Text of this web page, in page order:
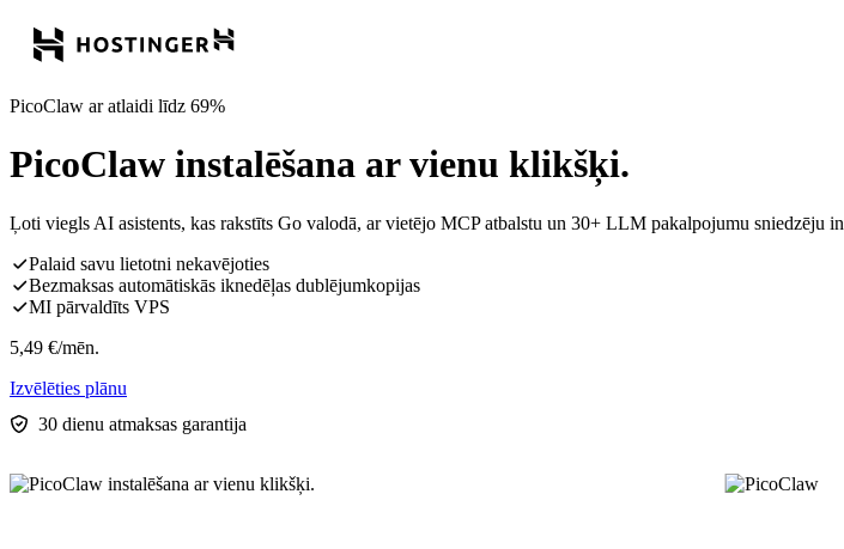
PicoClaw ar atlaidi līdz 69%
PicoClaw instalēšana ar vienu klikšķi.
Ļoti viegls AI asistents, kas rakstīts Go valodā, ar vietējo MCP atbalstu un 30+ LLM pakalpojumu sniedzēju
Palaid savu lietotni nekavējoties
Bezmaksas automātiskās iknedēļas dublējumkopijas
MI pārvaldīts VPS
5,49 €/mēn.
Izvēlēties plānu
30 dienu atmaksas garantija